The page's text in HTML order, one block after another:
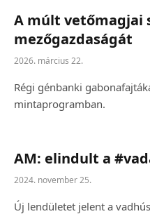
A múlt vetőmagjai
mezőgazdaságát
2026. március 22.
Régi génbanki
mintaprogramban.
AM: elindult a
2024. november 25.
Új lendületet jelent a